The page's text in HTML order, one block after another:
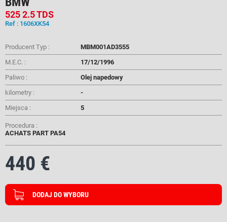
525 2.5 TDS
Ref : 1606XK54
Producent Typ :
MBM001AD3555
M.E.C. :
17/12/1996
Paliwo :
Olej napedowy
kilometry :
-
Miejsca :
5
Procedura :
ACHATS PART PA54
440 €
DODAJ DO WYBORU